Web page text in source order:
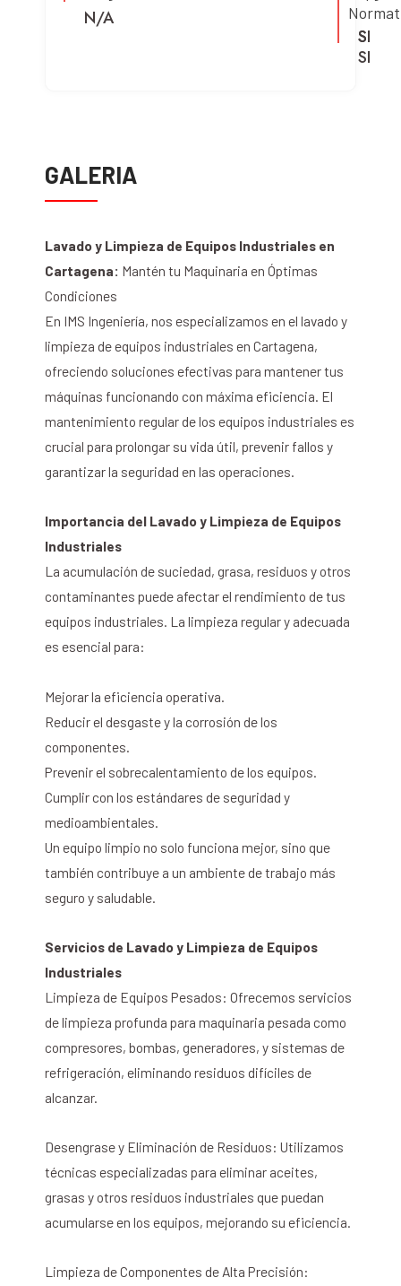
N/A
SI
SI
SI
GALERIA
Lavado y Limpieza de Equipos Industriales en
Cartagena: Mantén tu Maquinaria en Óptimas
Condiciones
En IMS Ingeniería, nos especializamos en el lavado y
limpieza de equipos industriales en Cartagena,
ofreciendo soluciones efectivas para mantener tus
máquinas funcionando con máxima eficiencia. El
mantenimiento regular de los equipos industriales es
crucial para prolongar su vida útil, prevenir fallos y
garantizar la seguridad en las operaciones.
Importancia del Lavado y Limpieza de Equipos
Industriales
La acumulación de suciedad, grasa, residuos y otros
contaminantes puede afectar el rendimiento de tus
equipos industriales. La limpieza regular y adecuada
es esencial para:
Mejorar la eficiencia operativa.
Reducir el desgaste y la corrosión de los
componentes.
Prevenir el sobrecalentamiento de los equipos.
Cumplir con los estándares de seguridad y
medioambientales.
Un equipo limpio no solo funciona mejor, sino que
también contribuye a un ambiente de trabajo más
seguro y saludable.
Servicios de Lavado y Limpieza de Equipos
Industriales
Limpieza de Equipos Pesados: Ofrecemos servicios
de limpieza profunda para maquinaria pesada como
compresores, bombas, generadores, y sistemas de
refrigeración, eliminando residuos difíciles de
alcanzar.
Desengrase y Eliminación de Residuos: Utilizamos
técnicas especializadas para eliminar aceites,
grasas y otros residuos industriales que puedan
acumularse en los equipos, mejorando su eficiencia.
Limpieza de Componentes de Alta Precisión: